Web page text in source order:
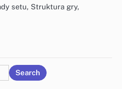
setu, Struktura gry,